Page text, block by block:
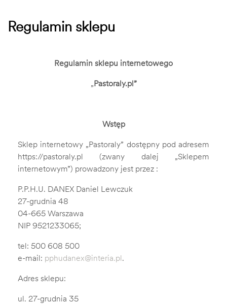
Regulamin sklepu
Regulamin sklepu internetowego
„Pastoraly.pl”
Wstęp
Sklep internetowy „Pastoraly” dostępny pod adresem
https://pastoraly.pl (zwany dalej „Sklepem
internetowym”) prowadzony jest przez :
P.P.H.U. DANEX Daniel Lewczuk
27-grudnia 48
04-665 Warszawa
NIP 9521233065;
tel: 500 608 500
e-mail: pphudanex@interia.pl.
Adres sklepu:
ul. 27-grudnia 35